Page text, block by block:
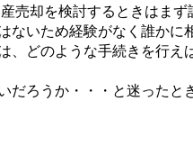
いため経験がなく誰かに
、どのような手続きを行
だろうか・・・と迷った